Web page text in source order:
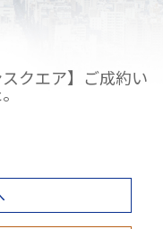
クエア】ご成約い